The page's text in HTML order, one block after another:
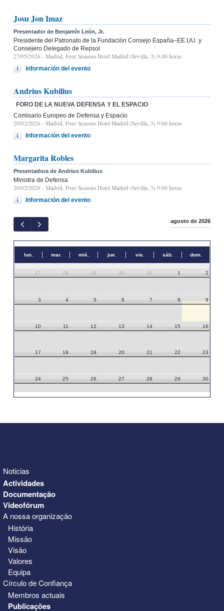
Josu Jon Imaz
Presentador de Benjamín León, Jr.
Presidente del Patronato de la Fundación Consejo España–EE.UU. y
Consejero Delegado de Repsol
27/05/2026 - Madrid, Four Seasons Hotel Madrid (Sevilla, 3) 9.00 horas
Información del evento
Andrius Kubilius
FORO DE LA NUEVA DEFENSA Y EL ESPACIO
Comisario Europeo de Defensa y Espacio
20/02/2026 - Madrid, Four Seasons Hotel Madrid (Sevilla, 3) 9:00 horas
Información del evento
Margarita Robles
Presentadora de Andrius Kubilius
Ministra de Defensa
20/02/2026 - Madrid, Four Seasons Hotel Madrid (Sevilla, 3) 9:00 horas
Información del evento
agosto de 2026
lun. mar. mié. jue. vie. sáb. dom.
27 28 29 30 31 1 2
3 4 5 6 7 8 9
10 11 12 13 14 15 16
17 18 19 20 21 22 23
24 25 26 27 28 29 30
Noticias
Actividades
Documentação
Videofórum
A nossa organização
História
Missão
Visão
Valores
Equipa
Círculo de Confiança
Membros actuais
Publicações